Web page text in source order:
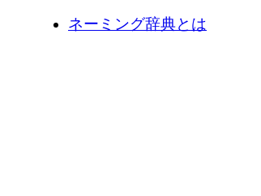
ネーミング辞典とは